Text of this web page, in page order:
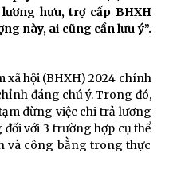
hưu, trợ cấp BHXH
này, ai cũng cần lưu ý”.
xã hội (BHXH) 2024 chính
đáng chú ý. Trong đó,
dừng việc chi trả lương
với 3 trường hợp cụ thể
và công bằng trong thực